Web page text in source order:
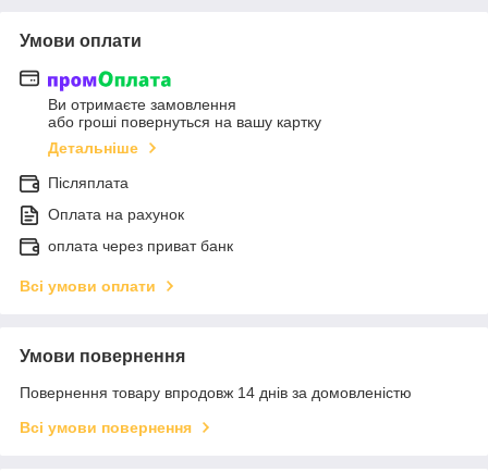
Умови оплати
Ви отримаєте замовлення
або гроші повернуться на вашу картку
Детальніше
Післяплата
Оплата на рахунок
оплата через приват банк
Всі умови оплати
Умови повернення
Повернення товару впродовж 14 днів за домовленістю
Всі умови повернення